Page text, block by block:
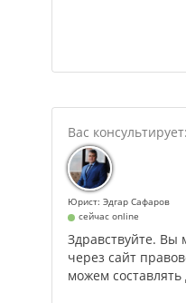
Юрист: Эдгар Сафаров
сейчас online
Здравствуйте. Вы
через сайт
можем